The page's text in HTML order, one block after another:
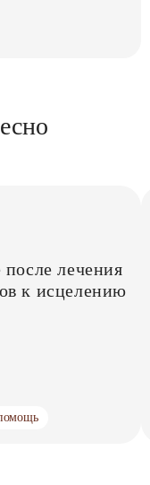
лечения
к исцелению